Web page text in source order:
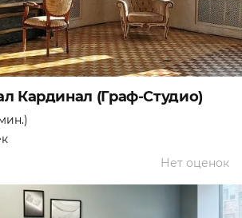
Кардинал (Граф-Студио)
Нет оценок